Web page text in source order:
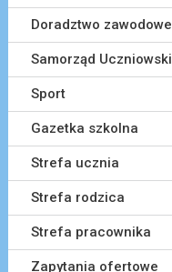
Doradztwo zawodowe
Samorząd Uczniowski
Sport
Gazetka szkolna
Strefa ucznia
Strefa rodzica
Strefa pracownika
Zapytania ofertowe